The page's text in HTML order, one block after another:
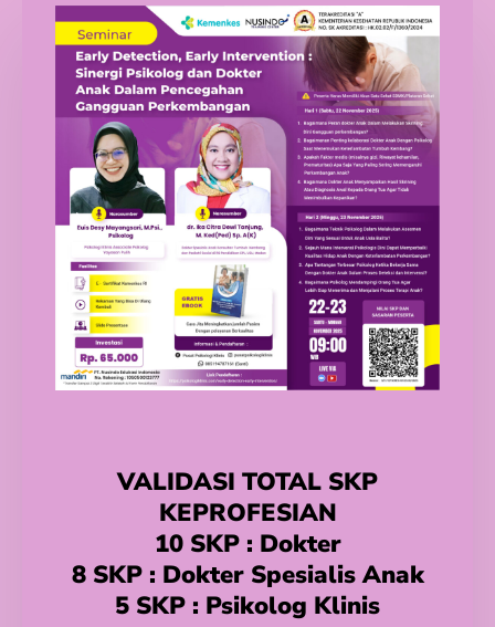
VALIDASI TOTAL SKP
KEPROFESIAN
10 SKP : Dokter
8 SKP : Dokter Spesialis Anak
5 SKP : Psikolog Klinis